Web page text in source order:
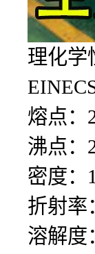
理化学
熔点：
沸点：
密度：
折射率
溶解度